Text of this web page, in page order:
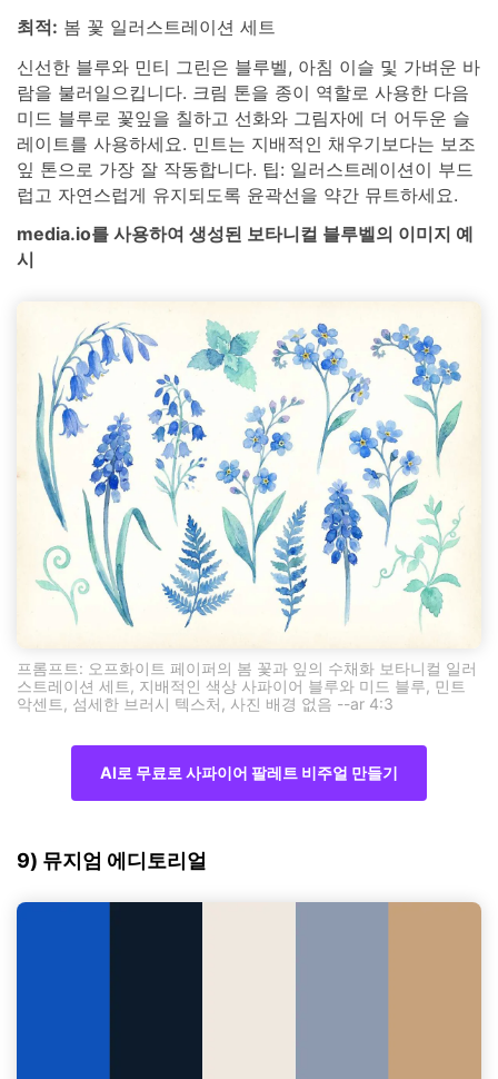
최적: 봄 꽃 일러스트레이션 세트
신선한 블루와 민티 그린은 블루벨, 아침 이슬 및 가벼운 바
람을 불러일으킵니다. 크림 톤을 종이 역할로 사용한 다음
미드 블루로 꽃잎을 칠하고 선화와 그림자에 더 어두운 슬
레이트를 사용하세요. 민트는 지배적인 채우기보다는 보조
잎 톤으로 가장 잘 작동합니다. 팁: 일러스트레이션이 부드
럽고 자연스럽게 유지되도록 윤곽선을 약간 뮤트하세요.
media.io를 사용하여 생성된 보타니컬 블루벨의 이미지 예
시
프롬프트: 오프화이트 페이퍼의 봄 꽃과 잎의 수채화 보타니컬 일러
스트레이션 세트, 지배적인 색상 사파이어 블루와 미드 블루, 민트
악센트, 섬세한 브러시 텍스처, 사진 배경 없음 --ar 4:3
AI로 무료로 사파이어 팔레트 비주얼 만들기
9) 뮤지엄 에디토리얼